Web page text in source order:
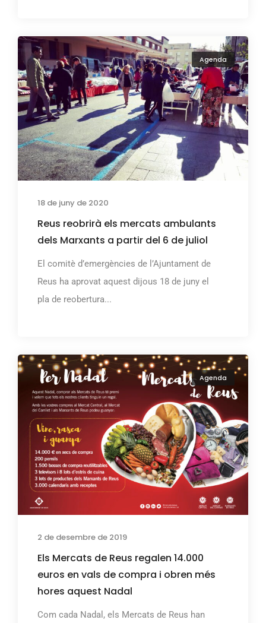
Agenda
18 de juny de 2020
Reus reobrirà els mercats ambulants
dels Marxants a partir del 6 de juliol
El comitè d’emergències de l’Ajuntament de
Reus ha aprovat aquest dijous 18 de juny el
pla de reobertura...
Agenda
2 de desembre de 2019
Els Mercats de Reus regalen 14.000
euros en vals de compra i obren més
hores aquest Nadal
Com cada Nadal, els Mercats de Reus han